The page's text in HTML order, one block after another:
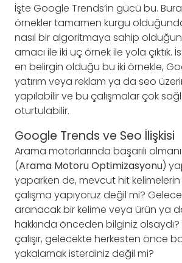
İşte Google Trends’in gücü bu.
örnekler tamamen kurgu
nasıl bir algoritmaya sahip
amacı ile iki uç örnek ile yola çıktık.
en belirgin olduğu bu iki örnekle,
yatırım veya reklam ya da seo
yapılabilir ve bu çalışmalar çok
oturtulabilir.
Google Trends ve Seo İlişkisi
Arama motorlarında başarılı
(Arama Motoru Optimizasyonu)
yaparken de, mevcut hit
çalışma yapıyoruz değil mi?
aranacak bir kelime veya ürün ya
hakkında önceden bilginiz olsaydı?
çalışır, gelecekte herkesten önce
yakalamak isterdiniz değil mi?